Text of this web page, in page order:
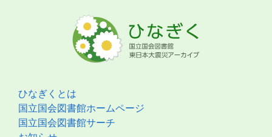
ひなぎくとは
国立国会図書館ホームページ
国立国会図書館サーチ